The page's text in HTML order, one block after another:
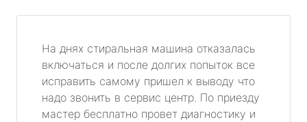
На днях стиральная машина отказалась
включаться и после долгих попыток все
исправить самому пришел к выводу что
надо звонить в сервис центр. По приезду
мастер бесплатно провет диагностику и